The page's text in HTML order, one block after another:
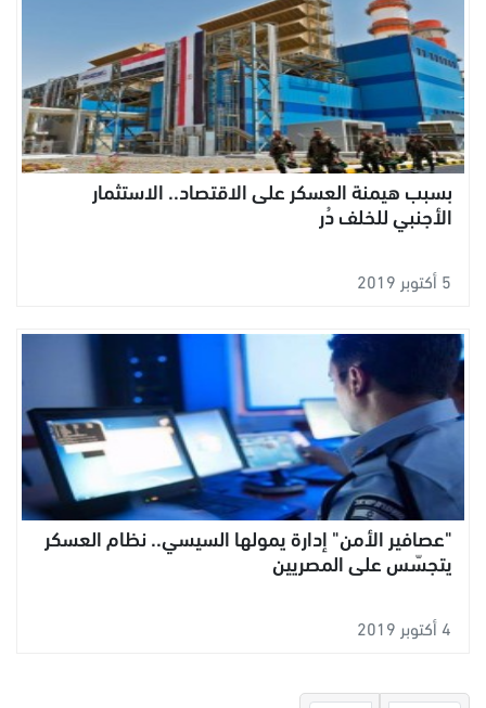
بسبب هيمنة العسكر على الاقتصاد.. الاستثمار
الأجنبي للخلف دُر
5 أكتوبر 2019
"عصافير الأمن" إدارة يمولها السيسي.. نظام العسكر
يتجسّس على المصريين
4 أكتوبر 2019